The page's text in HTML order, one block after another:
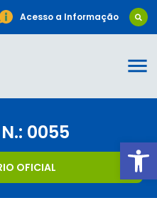
Acesso a Informação
0055
OFICIAL